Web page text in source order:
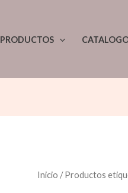
PRODUCTOS
Inicio / Productos